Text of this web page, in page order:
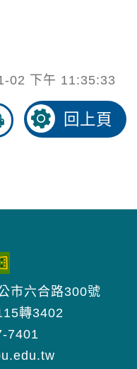
02 下午 11:35:33
友
善
回上頁
市六合路300號
轉3402
7401